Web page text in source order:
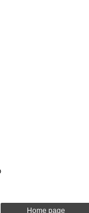
Home page